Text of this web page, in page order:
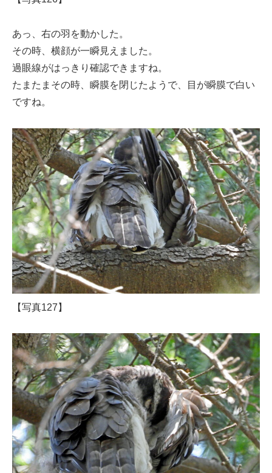
あっ、右の羽を動かした。
その時、横顔が一瞬見えました。
過眼線がはっきり確認できますね。
たまたまその時、瞬膜を閉じたようで、目が瞬膜で白い
ですね。
【写真127】